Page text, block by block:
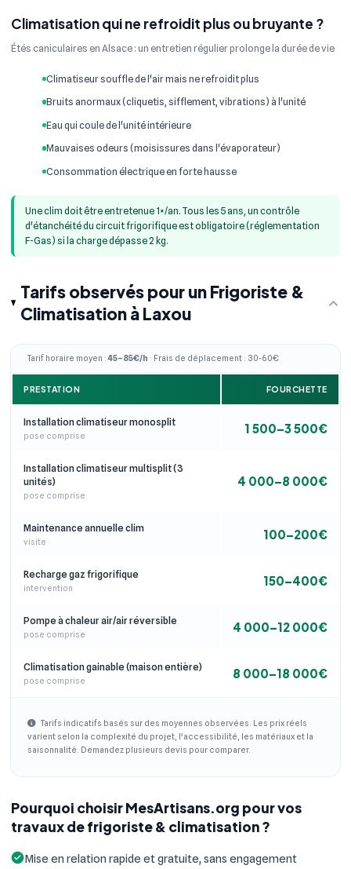
Climatisation qui ne refroidit plus ou bruyante ?
Étés caniculaires en Alsace : un entretien régulier prolonge la durée de vie
Climatiseur souffle de l'air mais ne refroidit plus
Bruits anormaux (cliquetis, sifflement, vibrations) à l'unité
Eau qui coule de l'unité intérieure
Mauvaises odeurs (moisissures dans l'évaporateur)
Consommation électrique en forte hausse
Une clim doit être entretenue 1×/an. Tous les 5 ans, un contrôle
d'étanchéité du circuit frigorifique est obligatoire (réglementation
F-Gas) si la charge dépasse 2 kg.
Tarifs observés pour un Frigoriste &
Climatisation à Laxou
Tarif horaire moyen :45–85€/h · Frais de déplacement : 30-60€
PRESTATION FOURCHETTE
Installation climatiseur monosplit
pose comprise 1 500–3 500€
Installation climatiseur multisplit (3
unités)
pose comprise
4 000–8 000€
Maintenance annuelle clim
visite 100–200€
Recharge gaz frigorifique
intervention 150–400€
Pompe à chaleur air/air réversible
pose comprise 4 000–12 000€
Climatisation gainable (maison entière)
pose comprise 8 000–18 000€
Tarifs indicatifs basés sur des moyennes observées. Les prix réels
varient selon la complexité du projet, l'accessibilité, les matériaux et la
saisonnalité. Demandez plusieurs devis pour comparer.
Pourquoi choisir MesArtisans.org pour vos
travaux de frigoriste & climatisation ?
Mise en relation rapide et gratuite, sans engagement